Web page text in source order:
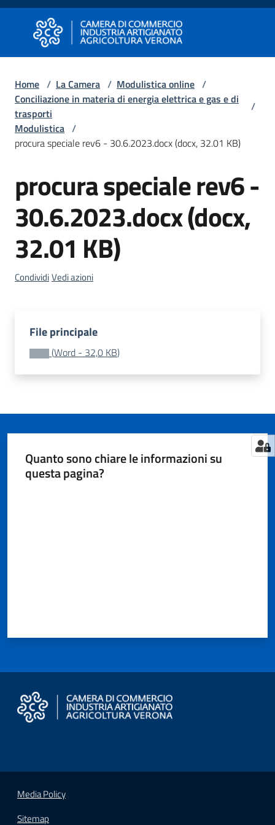
Vai al contenuto
Vai alla navigazione
Vai al footer
Camera di Commercio di Verona
Camera di Commercio di Verona
Avviare
Impresa
Impresa
Impresa
e
Territorio
Tutelare
Impresa
Digitale
Sostenibile
Home / La Camera / Modulistica online /
Conciliazione in materia di energia elettrica e gas e di
trasporti
/
Modulistica /
procura speciale rev6 - 30.6.2023.docx (docx, 32.01 KB)
procura speciale rev6 -
30.6.2023.docx (docx,
32.01 KB)
CondividiVedi azioni
File principale
(Word - 32,0 KB)
Quanto sono chiare le informazioni su
questa pagina?
Media Policy
Sitemap